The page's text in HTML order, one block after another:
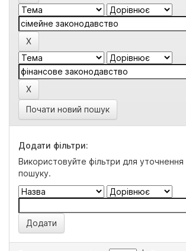
Почати новий пошук
Додати фільтри:
Використовуйте фільтри для уточнення
пошуку.